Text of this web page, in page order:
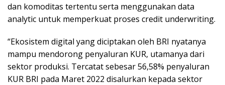
dan komoditas tertentu serta menggunakan data
analytic untuk memperkuat proses credit underwriting.
“Ekosistem digital yang diciptakan oleh BRI nyatanya
mampu mendorong penyaluran KUR, utamanya dari
sektor produksi. Tercatat sebesar 56,58% penyaluran
KUR BRI pada Maret 2022 disalurkan kepada sektor